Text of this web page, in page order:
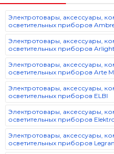
Электротовары, аксессуары,
осветительных приборов
Электротовары, аксессуары,
осветительных приборов Arlight
Электротовары, аксессуары,
осветительных приборов Arte
Электротовары, аксессуары,
осветительных приборов ELBI
Электротовары, аксессуары,
осветительных приборов
Электротовары, аксессуары,
осветительных приборов